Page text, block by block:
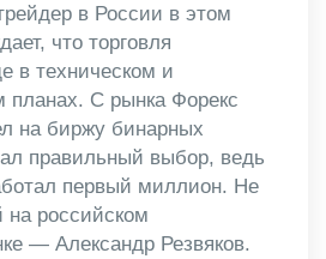
в России в этом
что торговля
в техническом и
планах. С рынка Форекс
на биржу бинарных
правильный выбор, ведь
первый миллион. Не
российском
— Александр Резвяков.